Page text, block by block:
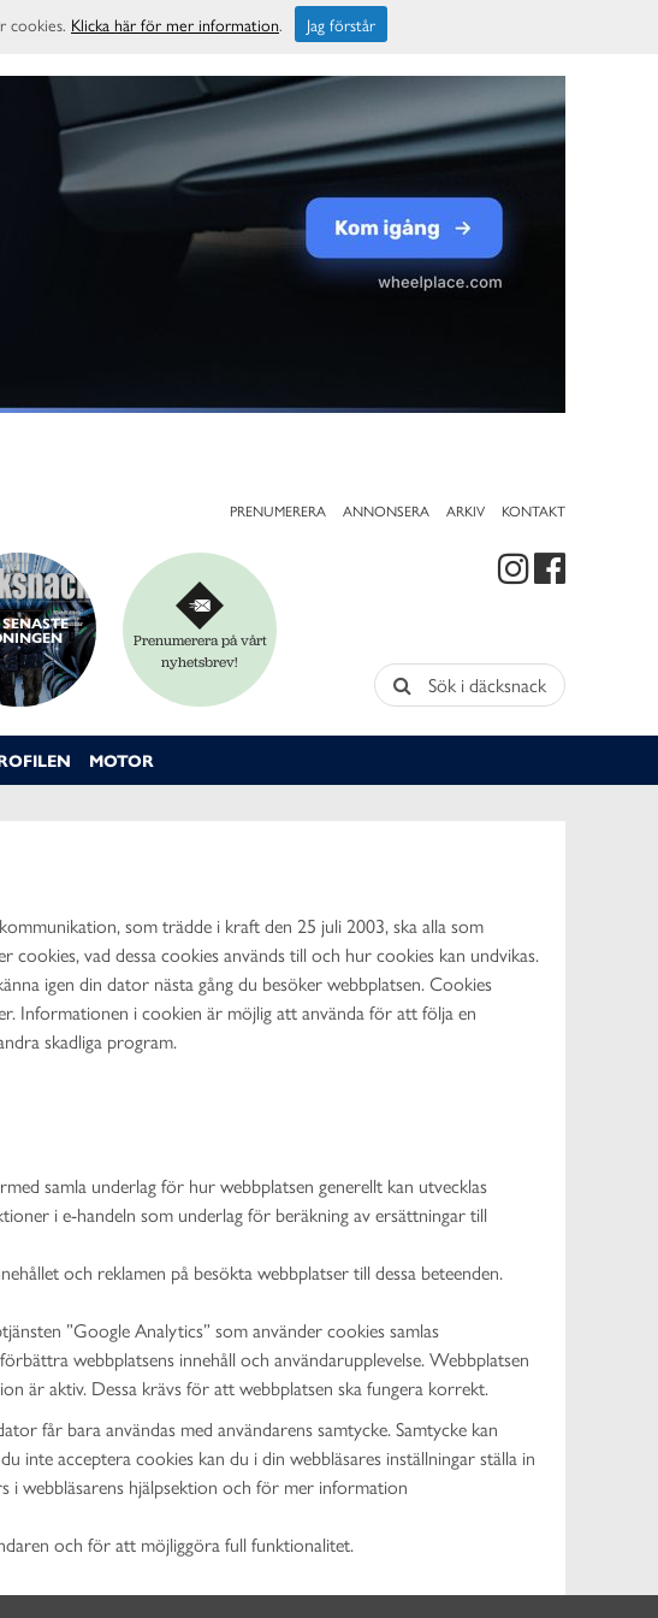
PRENUMERERA ANNONSERA ARKIV KONTAKT
Prenumerera på vårt
nyhetsbrev!
Sök i däcksnack
MOTOR
som trädde i kraft den 25 juli 2003, ska alla som
vad dessa cookies används till och hur cookies kan undvikas.
igen din dator nästa gång du besöker webbplatsen. Cookies
Informationen i cookien är möjlig att använda för att följa en
skadliga program.
samla underlag för hur webbplatsen generellt kan utvecklas
i e-handeln som underlag för beräkning av ersättningar till
och reklamen på besökta webbplatser till dessa beteenden.
”Google Analytics” som använder cookies samlas
webbplatsens innehåll och användarupplevelse. Webbplatsen
är aktiv. Dessa krävs för att webbplatsen ska fungera korrekt.
får bara användas med användarens samtycke. Samtycke kan
inte acceptera cookies kan du i din webbläsares inställningar ställa in
i webbläsarens hjälpsektion och för mer information
och för att möjliggöra full funktionalitet.
cookies. Klicka här för mer information. Jag förstår